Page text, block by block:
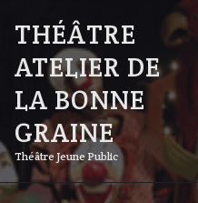
THÉÂTRE
ATELIER DE
LA BONNE
GRAINE
Théâtre Jeune Public